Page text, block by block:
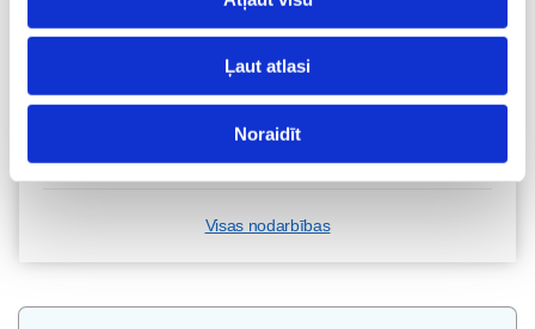
Ļaut atlasi
Noraidīt
Kā bērnam iekļauties klasē ar dažādiem bērniem?
Diānas Zandes lekcija TIEŠSAISTĒ
Brīvo vietu skaits:7
Pieteikties
Visas nodarbības